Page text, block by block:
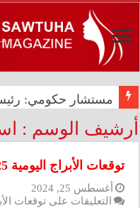
مستشار حكومي: رئيس
شيرين عبد الوهاب
أرشيف الوسم :
توقعات الأبراج اليومية 25 آب
أغسطس 25, 2024
التعليقات على توقعات الأبراج